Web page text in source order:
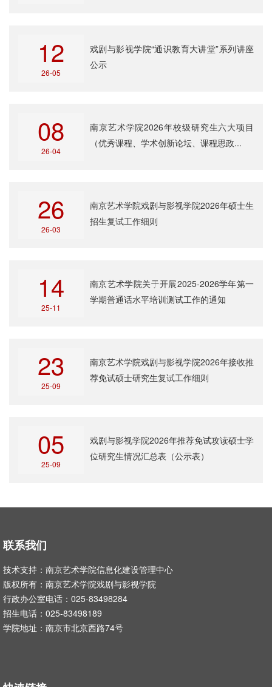
12
26-05
戏剧与影视学院“通识教育大讲堂”系列讲座
公示
08
26-04
南京艺术学院2026年校级研究生六大项目
（优秀课程、学术创新论坛、课程思政...
26
26-03
南京艺术学院戏剧与影视学院2026年硕士生
招生复试工作细则
14
25-11
南京艺术学院关于开展2025-2026学年第一
学期普通话水平培训测试工作的通知
23
25-09
南京艺术学院戏剧与影视学院2026年接收推
荐免试硕士研究生复试工作细则
05
25-09
戏剧与影视学院2026年推荐免试攻读硕士学
位研究生情况汇总表（公示表）
联系我们
技术支持：南京艺术学院信息化建设管理中心
版权所有：南京艺术学院戏剧与影视学院
行政办公室电话：025-83498284
招生电话：025-83498189
学院地址：南京市北京西路74号